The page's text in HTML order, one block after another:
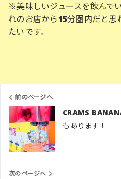
※美味しいジュースを飲んで
れのお店から15分圏内だと思
たいです。
前のページへ
CRAMS
もあります！
次のページへ